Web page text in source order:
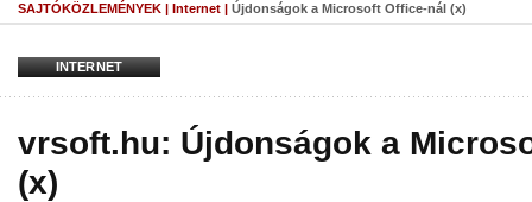
SAJTÓKÖZLEMÉNYEK | Internet | Újdonságok a Microsoft Office-nál (x)
INTERNET
vrsoft.hu: Újdonságok a
(x)